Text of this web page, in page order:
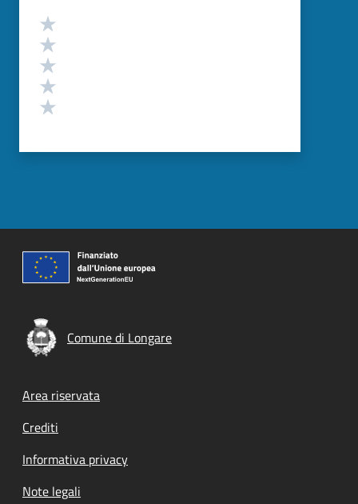
Valutazione
Comune di Longare
Footer menu
Area riservata
Crediti
Informativa privacy
Note legali